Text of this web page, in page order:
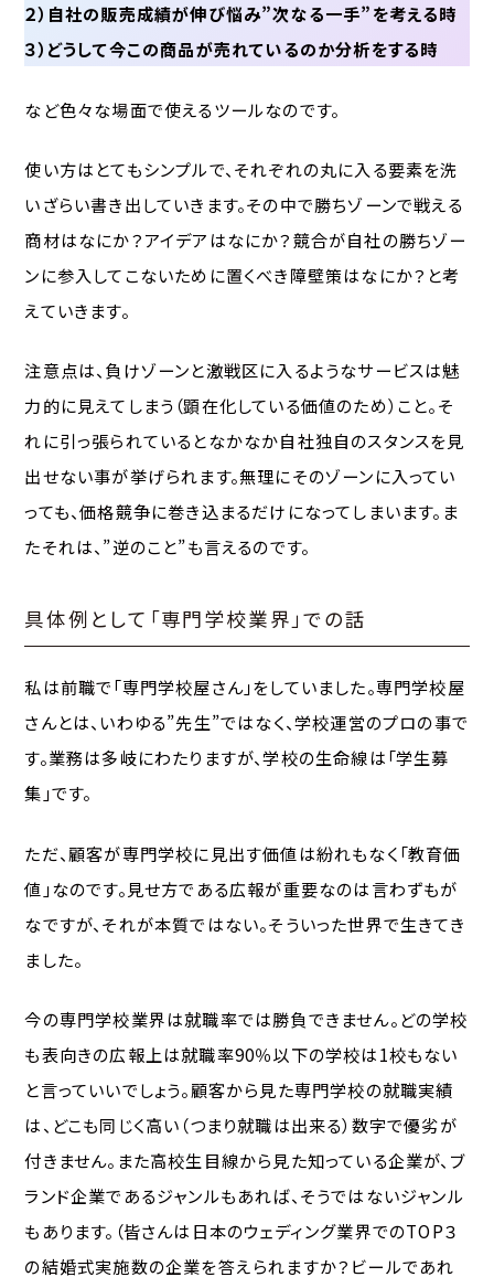
２）自社の販売成績が伸び悩み”次なる一手”を考える時
３）どうして今この商品が売れているのか分析をする時
など色々な場面で使えるツールなのです。
使い方はとてもシンプルで、それぞれの丸に入る要素を洗
いざらい書き出していきます。その中で勝ちゾーンで戦える
商材はなにか？アイデアはなにか？競合が自社の勝ちゾー
ンに参入してこないために置くべき障壁策はなにか？と考
えていきます。
注意点は、負けゾーンと激戦区に入るようなサービスは魅
力的に見えてしまう（顕在化している価値のため）こと。そ
れに引っ張られているとなかなか自社独自のスタンスを見
出せない事が挙げられます。無理にそのゾーンに入ってい
っても、価格競争に巻き込まるだけになってしまいます。ま
たそれは、”逆のこと”も言えるのです。
具体例として「専門学校業界」での話
私は前職で「専門学校屋さん」をしていました。専門学校屋
さんとは、いわゆる”先生”ではなく、学校運営のプロの事で
す。業務は多岐にわたりますが、学校の生命線は「学生募
集」です。
ただ、顧客が専門学校に見出す価値は紛れもなく「教育価
値」なのです。見せ方である広報が重要なのは言わずもが
なですが、それが本質ではない。そういった世界で生きてき
ました。
今の専門学校業界は就職率では勝負できません。どの学校
も表向きの広報上は就職率90％以下の学校は1校もない
と言っていいでしょう。顧客から見た専門学校の就職実績
は、どこも同じく高い（つまり就職は出来る）数字で優劣が
付きません。また高校生目線から見た知っている企業が、ブ
ランド企業であるジャンルもあれば、そうではないジャンル
もあります。（皆さんは日本のウェディング業界でのTOP３
の結婚式実施数の企業を答えられますか？ビールであれ